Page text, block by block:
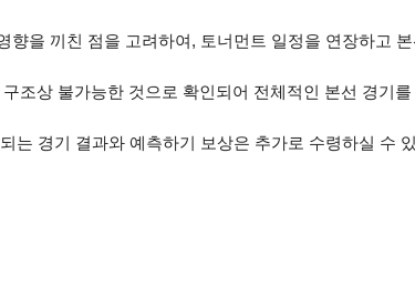
을 끼친 점을 고려하여, 토너먼트 일정을 연장하고
조상 불가능한 것으로 확인되어 전체적인 본선 경기
는 경기 결과와 예측하기 보상은 추가로 수령하실 수